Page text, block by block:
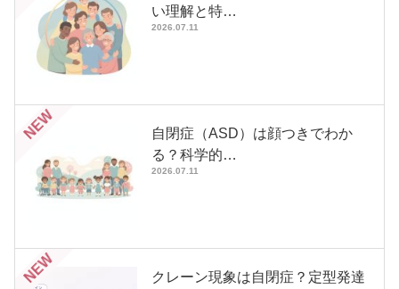
い理解と特…
2026.07.11
NEW
自閉症（ASD）は顔つきでわか
る？科学的…
2026.07.11
NEW
クレーン現象は自閉症？定型発達